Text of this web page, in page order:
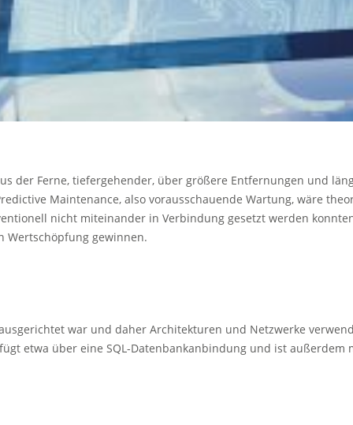
Ferne, tiefergehender, über größere Entfernungen und
Maintenance, also vorausschauende Wartung, wäre
nicht miteinander in Verbindung gesetzt werden
Wertschöpfung gewinnen.
war und daher Architekturen und Netzwerke
über eine SQL-Datenbankanbindung und ist